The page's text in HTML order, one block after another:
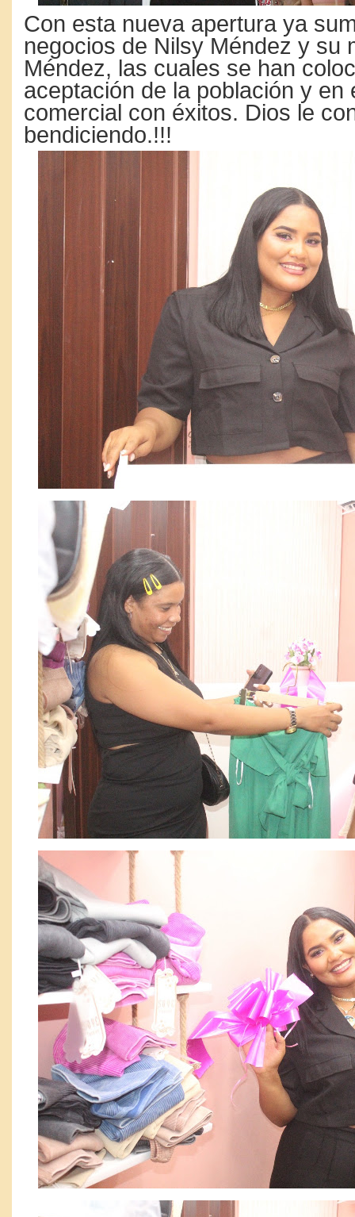
Con esta nueva apertura ya
negocios de Nilsy Méndez y su
Méndez, las cuales se han
aceptación de la población y en
comercial con éxitos. Dios le
bendiciendo.!!!